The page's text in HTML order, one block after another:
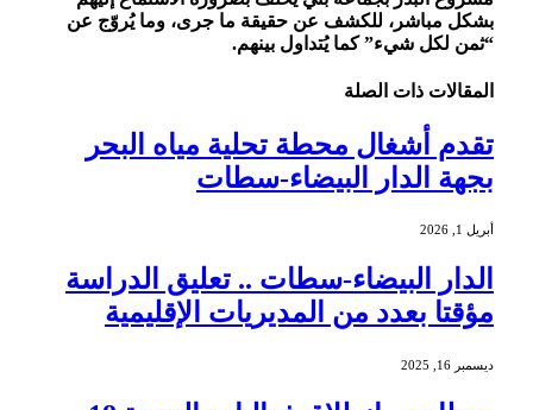
بشكل مباشر، للكشف عن حقيقة ما جرى، وما يُروّج عن
“ثمن لكل شيء” كما يُتداول بينهم.
المقالاتذات الصلة
تقدم أشغال محطة تحلية مياه البحر
بجهة الدار البيضاء-سطات
أبريل 1, 2026
الدار البيضاء-سطات .. تعليق الدراسة
مؤقتا بعدد من المديريات الإقليمية
ديسمبر 16, 2025